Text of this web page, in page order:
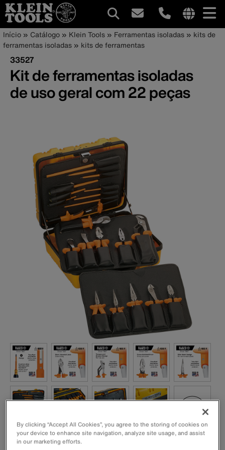
Pular
para
conteúdo
principal
site
Navegação
principal
Trilha
de
navegação
Início Catálogo Klein Tools Ferramentas isoladas
kits de
ferramentas isoladas
kits de ferramentas
33527
Kit de ferramentas isoladas
de uso geral com 22 peças
Conjunto de 22 ferramentas isoladas com (8) alicates, (9)
By clicking “Accept All Cookies”, you agree to the storing of cookies on
your device to enhance site navigation, analyze site usage, and assist
in our marketing efforts.